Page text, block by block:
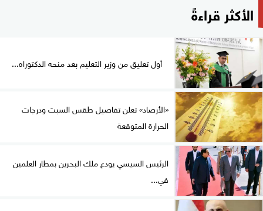
الأكثر قراءةً
أول تعليق من وزير التعليم بعد منحه الدكتوراه...
«الأرصاد» تعلن تفاصيل طقس السبت ودرجات
الحرارة المتوقعة
الرئيس السيسي يودع ملك البحرين بمطار العلمين
في...